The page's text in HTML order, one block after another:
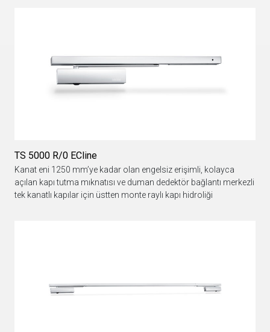
TS 5000 R/0 ECline
Kanat eni 1250 mm’ye kadar olan engelsiz erişimli, kolayca
açılan kapı tutma mıknatısı ve duman dedektör bağlantı merkezli
tek kanatlı kapılar için üstten monte raylı kapı hidroliği